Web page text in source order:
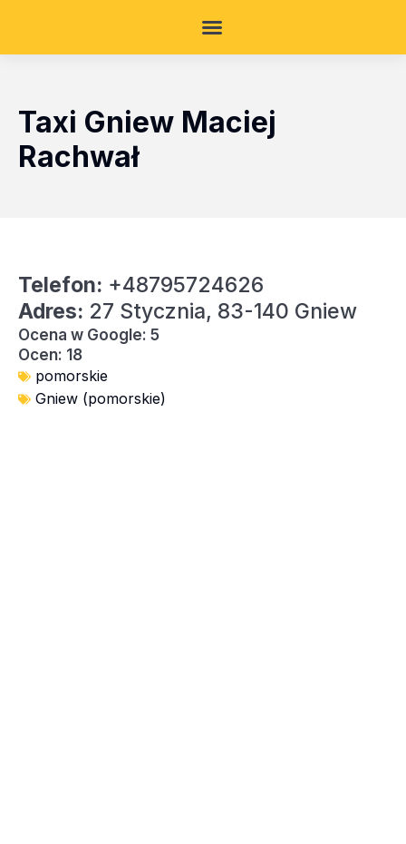
Taxi Gniew Maciej
Rachwał
Telefon: +48795724626
Adres: 27 Stycznia, 83-140 Gniew
Ocena w Google: 5
Ocen: 18
pomorskie
Gniew (pomorskie)